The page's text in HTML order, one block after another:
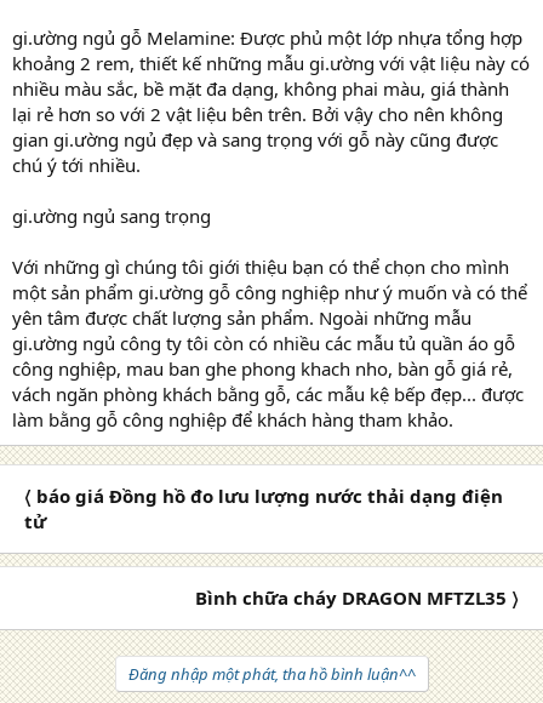
gi.ường ngủ gỗ Melamine: Được phủ một lớp nhựa tổng hợp
khoảng 2 rem, thiết kế những mẫu gi.ường với vật liệu này có
nhiều màu sắc, bề mặt đa dạng, không phai màu, giá thành
lại rẻ hơn so với 2 vật liệu bên trên. Bởi vậy cho nên không
gian gi.ường ngủ đẹp và sang trọng với gỗ này cũng được
chú ý tới nhiều.
gi.ường ngủ sang trọng
Với những gì chúng tôi giới thiệu bạn có thể chọn cho mình
một sản phẩm gi.ường gỗ công nghiệp như ý muốn và có thể
yên tâm được chất lượng sản phẩm. Ngoài những mẫu
gi.ường ngủ công ty tôi còn có nhiều các mẫu tủ quần áo gỗ
công nghiệp, mau ban ghe phong khach nho, bàn gỗ giá rẻ,
vách ngăn phòng khách bằng gỗ, các mẫu kệ bếp đẹp... được
làm bằng gỗ công nghiệp để khách hàng tham khảo.
〈 báo giá Đồng hồ đo lưu lượng nước thải dạng điện
tử
Bình chữa cháy DRAGON MFTZL35 〉
Đăng nhập một phát, tha hồ bình luận^^